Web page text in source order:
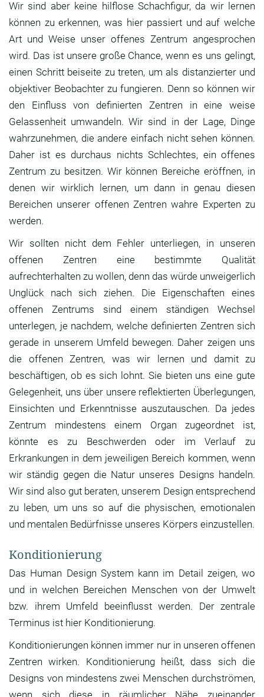
Wir sind aber keine hilflose Schachfigur, da wir lernen
können zu erkennen, was hier passiert und auf welche
Art und Weise unser offenes Zentrum angesprochen
wird. Das ist unsere große Chance, wenn es uns gelingt,
einen Schritt beiseite zu treten, um als distanzierter und
objektiver Beobachter zu fungieren. Denn so können wir
den Einfluss von definierten Zentren in eine weise
Gelassenheit umwandeln. Wir sind in der Lage, Dinge
wahrzunehmen, die andere einfach nicht sehen können.
Daher ist es durchaus nichts Schlechtes, ein offenes
Zentrum zu besitzen. Wir können Bereiche eröffnen, in
denen wir wirklich lernen, um dann in genau diesen
Bereichen unserer offenen Zentren wahre Experten zu
werden.
Wir sollten nicht dem Fehler unterliegen, in unseren
offenen Zentren eine bestimmte Qualität
aufrechterhalten zu wollen, denn das würde unweigerlich
Unglück nach sich ziehen. Die Eigenschaften eines
offenen Zentrums sind einem ständigen Wechsel
unterlegen, je nachdem, welche definierten Zentren sich
gerade in unserem Umfeld bewegen. Daher zeigen uns
die offenen Zentren, was wir lernen und damit zu
beschäftigen, ob es sich lohnt. Sie bieten uns eine gute
Gelegenheit, uns über unsere reflektierten Überlegungen,
Einsichten und Erkenntnisse auszutauschen. Da jedes
Zentrum mindestens einem Organ zugeordnet ist,
könnte es zu Beschwerden oder im Verlauf zu
Erkrankungen in dem jeweiligen Bereich kommen, wenn
wir ständig gegen die Natur unseres Designs handeln.
Wir sind also gut beraten, unserem Design entsprechend
zu leben, um uns so auf die physischen, emotionalen
und mentalen Bedürfnisse unseres Körpers einzustellen.
Konditionierung
Das Human Design System kann im Detail zeigen, wo
und in welchen Bereichen Menschen von der Umwelt
bzw. ihrem Umfeld beeinflusst werden. Der zentrale
Terminus ist hier Konditionierung.
Konditionierungen können immer nur in unseren offenen
Zentren wirken. Konditionierung heißt, dass sich die
Designs von mindestens zwei Menschen durchströmen,